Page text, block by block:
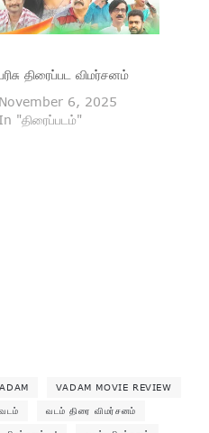
திரைப்பட விமர்சனம்
November 6, 2025
In "திரைப்படம்"
VADAM MOVIE REVIEW
வடம் வடம் திரை விமர்சனம்